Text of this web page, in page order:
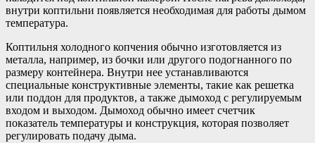
внутри коптильни появляется необходимая для работы дымом
температура.
Коптильня холодного копчения обычно изготовляется из
металла, например, из бочки или другого подогнанного по
размеру контейнера. Внутри нее устанавливаются
специальные конструктивные элементы, такие как решетка
или поддон для продуктов, а также дымоход с регулируемым
входом и выходом. Дымоход обычно имеет счетчик
показатель температуры и конструкция, которая позволяет
регулировать подачу дыма.